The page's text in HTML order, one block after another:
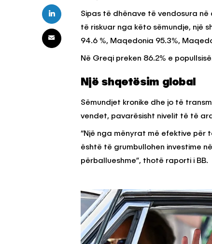
Sipas të dhënave të vendosura në
të riskuar nga këto sëmundje, një
94.6 %, Maqedonia 95.3%,
Në Greqi preken 86.2% e
Një shqetësim global
Sëmundjet kronike dhe jo të
vendet, pavarësisht nivelit të të
“Një nga mënyrat më efektive për
është të grumbullohen investime
përballueshme”, thotë raporti i BB.
e Ushqimeve
AGROWEB 7